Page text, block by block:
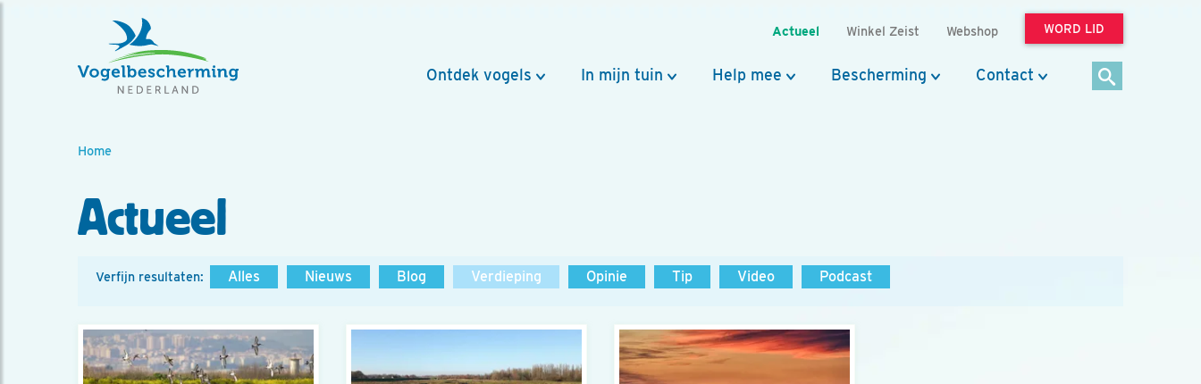
Actueel Winkel Zeist Webshop WORD LID
Ontdek vogels In mijn tuin Help mee Bescherming Contact
Home
Actueel
Verfijn resultaten: Alles Nieuws Blog Verdieping Opinie Tip Video Podcast